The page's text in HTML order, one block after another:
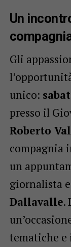
Un
Gli
unico:
presso il
Roberto
compagnia
un
giornalista
Dallavalle.
tematiche e